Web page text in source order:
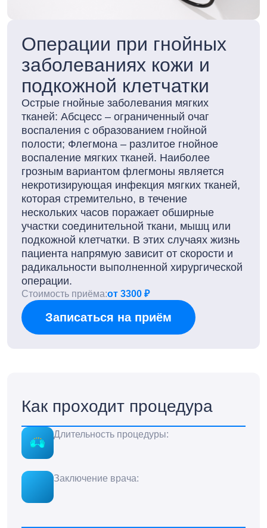
Операции при гнойных
заболеваниях кожи и
подкожной клетчатки
Острые гнойные заболевания мягких
тканей: Абсцесс – ограниченный очаг
воспаления с образованием гнойной
полости; Флегмона – разлитое гнойное
воспаление мягких тканей. Наиболее
грозным вариантом флегмоны является
некротизирующая инфекция мягких тканей,
которая стремительно, в течение
нескольких часов поражает обширные
участки соединительной ткани, мышц или
подкожной клетчатки. В этих случаях жизнь
пациента напрямую зависит от скорости и
радикальности выполненной хирургической
операции.
Стоимость приёма:от 3300 ₽
Записаться на приём
Как проходит процедура
Длительность процедуры:
Заключение врача: